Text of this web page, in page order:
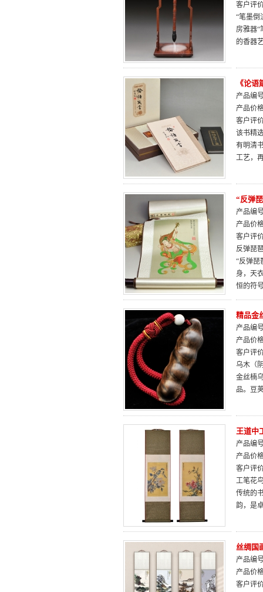
客户评
“笔墨倒
房雅器“
的香器
《论
产品编
产品价
客户评
该书精
有明清
工艺，
“反弹
产品编
产品价
客户评
反弹琵
“反弹琵
身，天
恒的符
精品金
产品编
产品价
客户评
乌木（
金丝楠
品。豆
王道中
产品编
产品价
客户评
工笔花
传统的
韵，是
丝绸国
产品编
产品价
客户评